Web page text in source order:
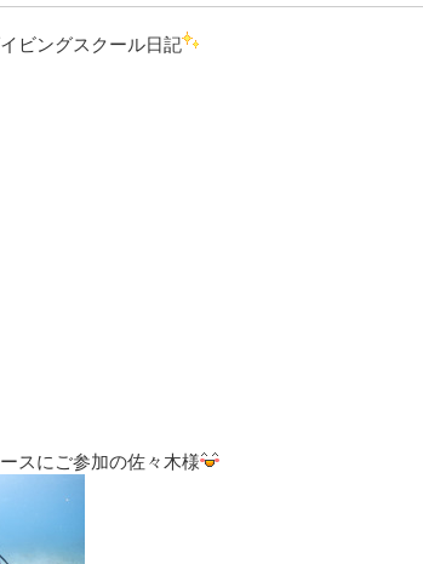
ビングスクール日記
スにご参加の佐々木様